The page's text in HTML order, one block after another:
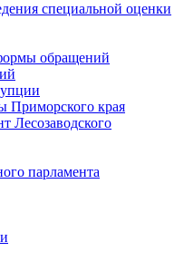
специальной оценки
обращений
Приморского края
Лесозаводского
парламента